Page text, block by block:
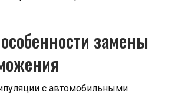
замены
с автомобильными